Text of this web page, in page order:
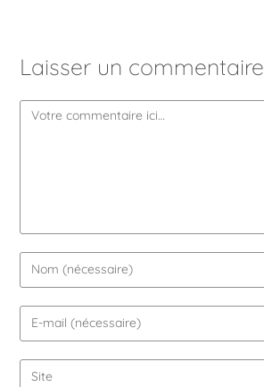
Laisser un commentaire